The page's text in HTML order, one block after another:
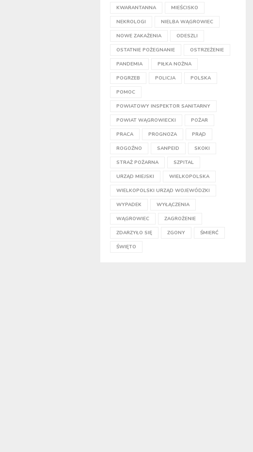
KWARANTANNA MIEŚCISKO
NEKROLOGI NIELBA WĄGROWIEC
NOWE ZAKAŻENIA ODESZLI
OSTATNIE POŻEGNANIE OSTRZEŻENIE
PANDEMIA PIŁKA NOŻNA
POGRZEB POLICJA POLSKA
POMOC
POWIATOWY INSPEKTOR SANITARNY
POWIAT WĄGROWIECKI POŻAR
PRACA PROGNOZA PRĄD
ROGOŹNO SANPEID SKOKI
STRAŻ POŻARNA SZPITAL
URZĄD MIEJSKI WIELKOPOLSKA
WIELKOPOLSKI URZĄD WOJEWÓDZKI
WYPADEK WYŁĄCZENIA
WĄGROWIEC ZAGROŻENIE
ZDARZYŁO SIĘ ZGONY ŚMIERĆ
ŚWIĘTO